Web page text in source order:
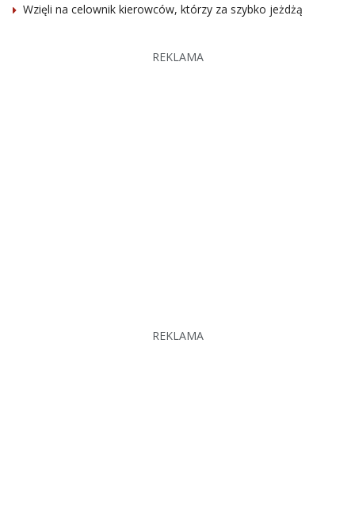
Wzięli na celownik kierowców, którzy za szybko jeżdżą
REKLAMA
REKLAMA